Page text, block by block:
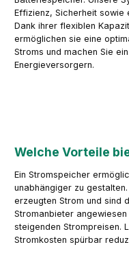
Effizienz, Sicherheit sowie
Dank ihrer flexiblen
ermöglichen sie eine
Stroms und machen Sie
Energieversorgern.
Welche Vorteile
Ein Stromspeicher
unabhängiger zu
erzeugten Strom und sind
Stromanbieter
steigenden Strompreisen.
Stromkosten spürbar